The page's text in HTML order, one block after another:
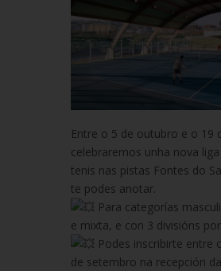
Entre o 5 de outubro e o 19
celebraremos unha nova
tenis nas pistas Fontes do
te podes anotar.
Para categorías
e mixta, e con 3 divisións
Podes inscribirte entre
de setembro na recepción